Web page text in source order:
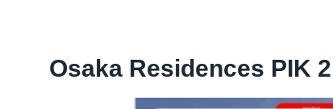
Osaka Residences PIK